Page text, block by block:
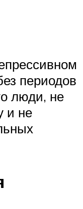
периодов
люди, не
и не